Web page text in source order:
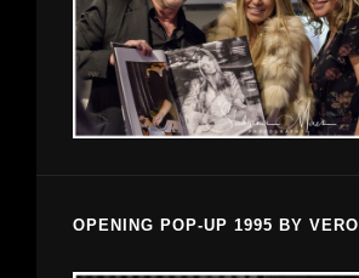
OPENING POP-UP 1995 BY VERO